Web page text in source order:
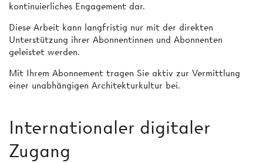
kontinuierliches Engagement dar.
Diese Arbeit kann langfristig nur mit der direkten
Unterstützung ihrer Abonnentinnen und Abonnenten
geleistet werden.
Mit Ihrem Abonnement tragen Sie aktiv zur Vermittlung
einer unabhängigen Architekturkultur bei.
Internationaler digitaler
Zugang